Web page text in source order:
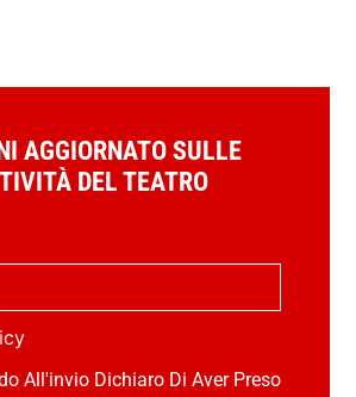
AGGIORNATO SULLE
DEL TEATRO
All'invio Dichiaro Di Aver Preso